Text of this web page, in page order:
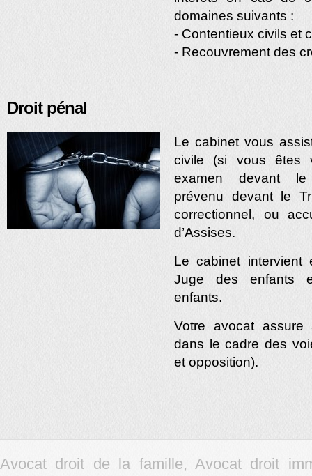
domaines suivants :
- Contentieux civils et
- Recouvrement des
Droit pénal
Le cabinet vous
civile (si vous êtes
examen devant le
prévenu devant le
correctionnel, ou
d’Assises.
Le cabinet intervient
Juge des enfants
enfants.
Votre avocat assure
dans le cadre des
et opposition).
Avocat droit de la famille, Avocat droit